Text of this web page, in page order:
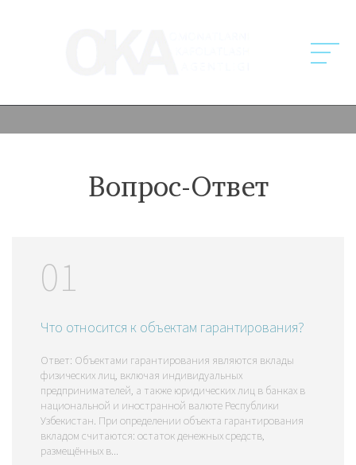
Чьи вклады
Вопрос-Ответ
01
Что относится к объектам гарантирования?
Ответ: Объектами гарантирования являются вклады
физических лиц, включая индивидуальных
предпринимателей, а также юридических лиц в банках в
национальной и иностранной валюте Республики
Узбекистан. При определении объекта гарантирования
вкладом считаются: остаток денежных средств,
размещённых в...